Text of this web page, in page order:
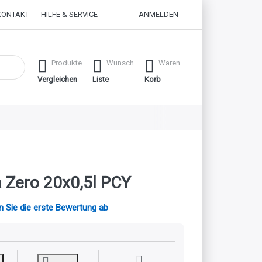
HILFE & SERVICE ANMELDEN
Ergebnisse. Drücken Sie die Eingabetaste, um alle
Produkte
Vergleichen
Wunsch
Liste
Waren
Korb
Zero 20x0,5l PCY
Sie die erste Bewertung ab